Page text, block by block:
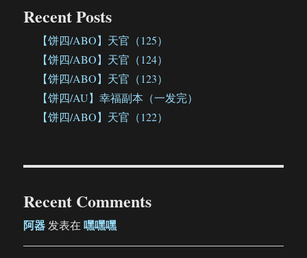
Recent Posts
【饼四/ABO】天官（125）
【饼四/ABO】天官（124）
【饼四/ABO】天官（123）
【饼四/AU】幸福副本（一发完）
【饼四/ABO】天官（122）
Recent Comments
阿器发表在嘿嘿嘿